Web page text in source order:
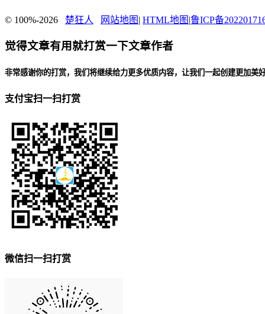
© 100%-2026 楚狂人 网站地图 | HTML地图 |鲁ICP备
觉得文章有用就打赏一下文章作者
非常感谢你的打赏，我们将继续给力更多优质内容，让我们一起创建更加美好
支付宝扫一扫打赏
微信扫一扫打赏